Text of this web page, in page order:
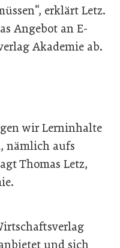
erklärt Letz.
Angebot an E-
Akademie ab.
wir Lerninhalte
nämlich aufs
Thomas Letz,
und sich